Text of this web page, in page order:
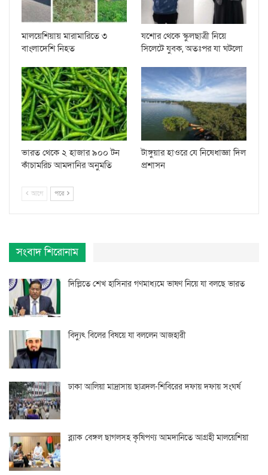
মালয়েশিয়ায় মারামারিতে ৩
বাংলাদেশি নিহত
যশোর থেকে স্কুলছাত্রী নিয়ে
সিলেটে যুবক, অতঃপর যা ঘটলো
ভারত থেকে ২ হাজার ৯০০ টন
কাঁচামরিচ আমদানির অনুমতি
টাঙ্গুয়ার হাওরে যে নিষেধাজ্ঞা দিল
প্রশাসন
আগে পরে
সংবাদ শিরোনাম
দিল্লিতে শেখ হাসিনার গণমাধ্যমে ভাষণ নিয়ে যা বলছে ভারত
বিদ্যুৎ বিলের বিষয়ে যা বললেন আজহারী
ঢাকা আলিয়া মাদ্রাসায় ছাত্রদল-শিবিরের দফায় দফায় সংঘর্ষ
ব্ল্যাক বেঙ্গল ছাগলসহ কৃষিপণ্য আমদানিতে আগ্রহী মালয়েশিয়া